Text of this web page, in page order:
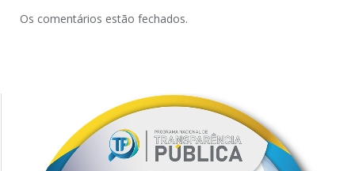
Os comentários estão fechados.